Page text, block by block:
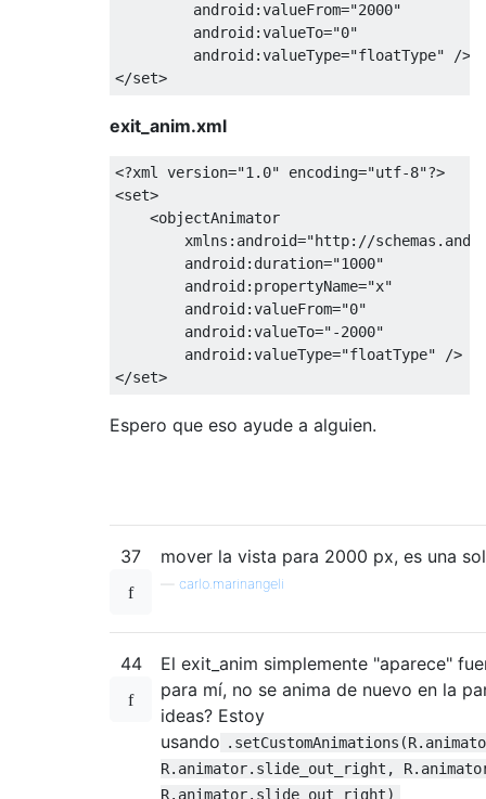
android:valueFrom="2000"
android:valueTo="0"
android:valueType="floatType"
/>
</set>
exit_anim.xml
<?xml version="1.0" encoding="utf-8"?>
<set>
<objectAnimator
xmlns:android="http://
android:duration="1000"
android:propertyName="x"
android:valueFrom="0"
android:valueTo="-2000"
android:valueType="floatType"
/>
</set>
Espero que eso ayude a alguien.
37 mover la vista para 2000 px, es una
carlo.marinangeli
44
El exit_anim simplemente "aparece"
para mí, no se anima de nuevo en la
ideas? Estoy
usando
R.animator.slide_out_right,
R.animator.slide_out_right)